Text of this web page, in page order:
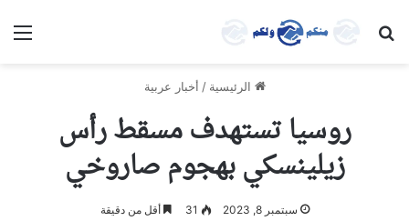
بحث عن
الرئيسية / أخبار عربية
روسيا تستهدف مسقط رأس
زيلينسكي بهجوم صاروخي
سبتمبر 8, 2023 31 أقل من دقيقة